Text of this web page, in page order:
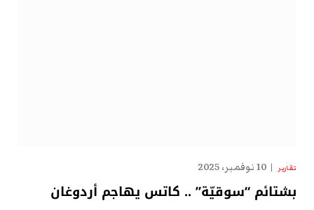
تقارير 10 نوفمبر، 2025
بشتائم “سوقيّة” .. كاتس يهاجم أردوغان